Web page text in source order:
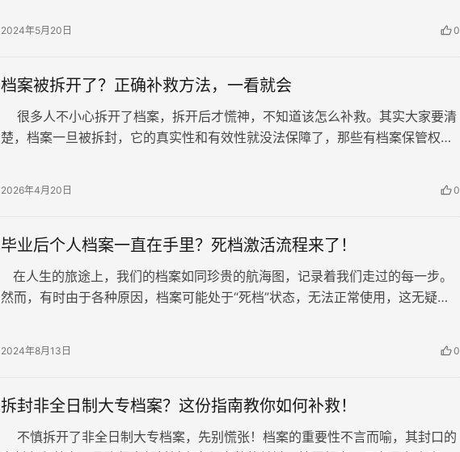
2024年5月20日 0
档案被拆开了？正确补救方法，一看就会
很多人不小心拆开了档案，拆开后才慌神，不知道该怎么补救。其实大家要清
楚，档案一旦被拆封，它的真实性和有效性就没法保障了，那些有档案保管权限
2026年4月20日 0
毕业后个人档案一直在手里？死档激活流程来了！
在人生的旅途上，我们的档案如同珍贵的航海图，记录着我们走过的每一步。
然而，有时由于各种原因，档案可能处于“死档”状态，无法正常使用，这无疑会
2024年8月13日 0
拆封非全日制大专档案？这份指南教你如何补救！
不慎拆开了非全日制大专档案，先别慌张！档案的重要性不言而喻，其封口的